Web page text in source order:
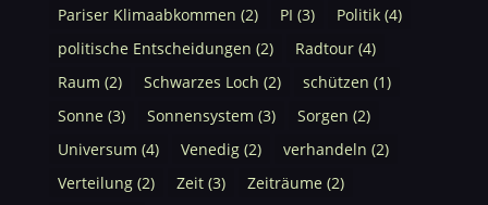
Pariser Klimaabkommen (2) PI (3) Politik(4)
politische Entscheidungen (2) Radtour(4)
Raum (2) Schwarzes Loch (2) schützen (1)
Sonne(3) Sonnensystem (3) Sorgen (2)
Universum (4) Venedig(2) verhandeln (2)
Verteilung(2) Zeit(3) Zeiträume(2)